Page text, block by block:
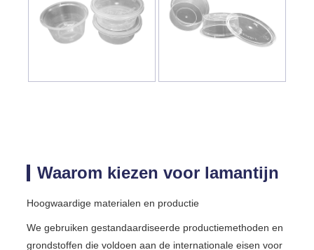
Waarom kiezen voor lamantijn
Hoogwaardige materialen en productie
We gebruiken gestandaardiseerde productiemethoden en
grondstoffen die voldoen aan de internationale eisen voor